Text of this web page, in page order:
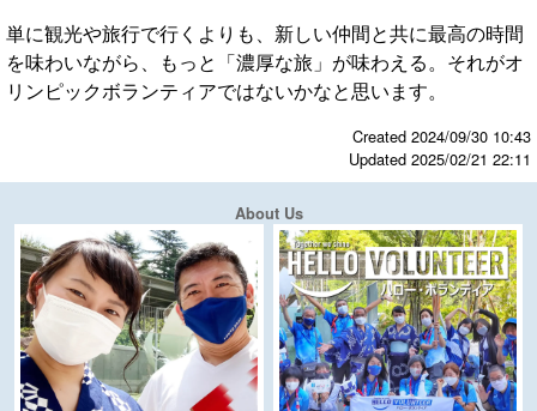
単に観光や旅行で行くよりも、新しい仲間と共に最高の時間
を味わいながら、もっと「濃厚な旅」が味わえる。それがオ
リンピックボランティアではないかなと思います。
Created 2024/09/30 10:43
Updated 2025/02/21 22:11
About Us